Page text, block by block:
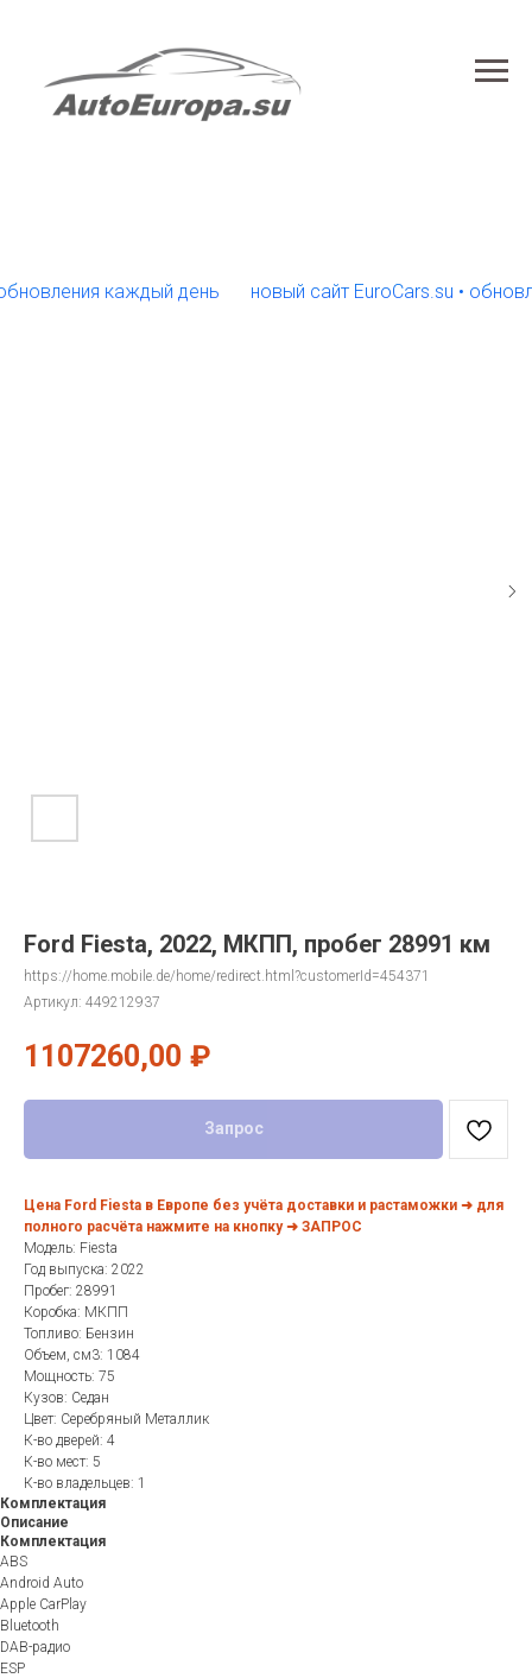
каждый день новый сайт EuroCars.su •
Ford Fiesta, 2022, МКПП, пробег 28991 км
https://home.mobile.de/home/redirect.html?customerId=454371
Артикул: 449212937
1107260,00 ₽
Запрос
Цена Ford Fiesta в Европе без учёта доставки и растаможки ➜ для
полного расчёта нажмите на кнопку ➜ ЗАПРОС
Модель: Fiesta
Год выпуска: 2022
Пробег: 28991
Коробка: МКПП
Топливо: Бензин
Объем, см3: 1084
Мощность: 75
Кузов: Седан
Цвет: Серебряный Металлик
К-во дверей: 4
К-во мест: 5
К-во владельцев: 1
Комплектация
Описание
Комплектация
ABS
Android Auto
Apple CarPlay
Bluetooth
DAB-радио
ESP